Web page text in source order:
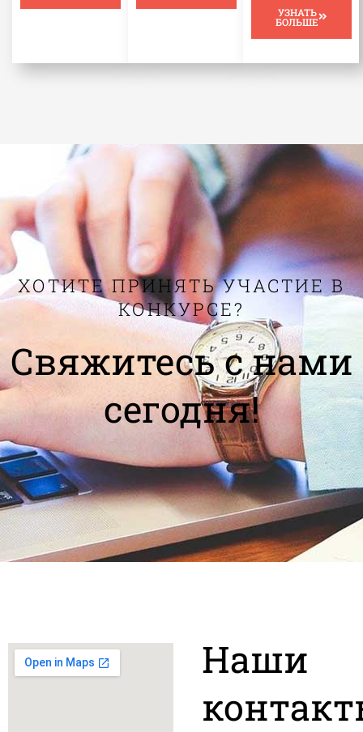
УЗНАТЬ
БОЛЬШЕ
ХОТИТЕ ПРИНЯТЬ УЧАСТИЕ В
КОНКУРСЕ?
Свяжитесь с нами
сегодня!
Наши